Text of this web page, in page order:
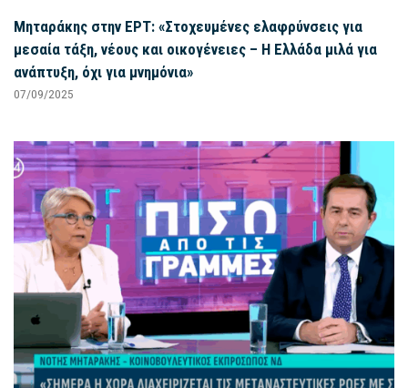
Μηταράκης στην ΕΡΤ: «Στοχευμένες ελαφρύνσεις για
μεσαία τάξη, νέους και οικογένειες – Η Ελλάδα μιλά για
ανάπτυξη, όχι για μνημόνια»
07/09/2025